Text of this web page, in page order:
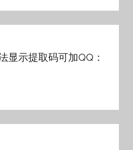
显示提取码可加QQ：